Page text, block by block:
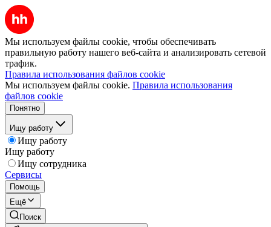
Мы используем файлы cookie, чтобы обеспечивать
правильную работу нашего веб-сайта и анализировать сетевой
трафик.
Правила использования файлов cookie
Мы используем файлы cookie. Правила использования
файлов cookie
Понятно
Ищу работу
Ищу работу
Ищу работу
Ищу сотрудника
Сервисы
Помощь
Ещё
Поиск